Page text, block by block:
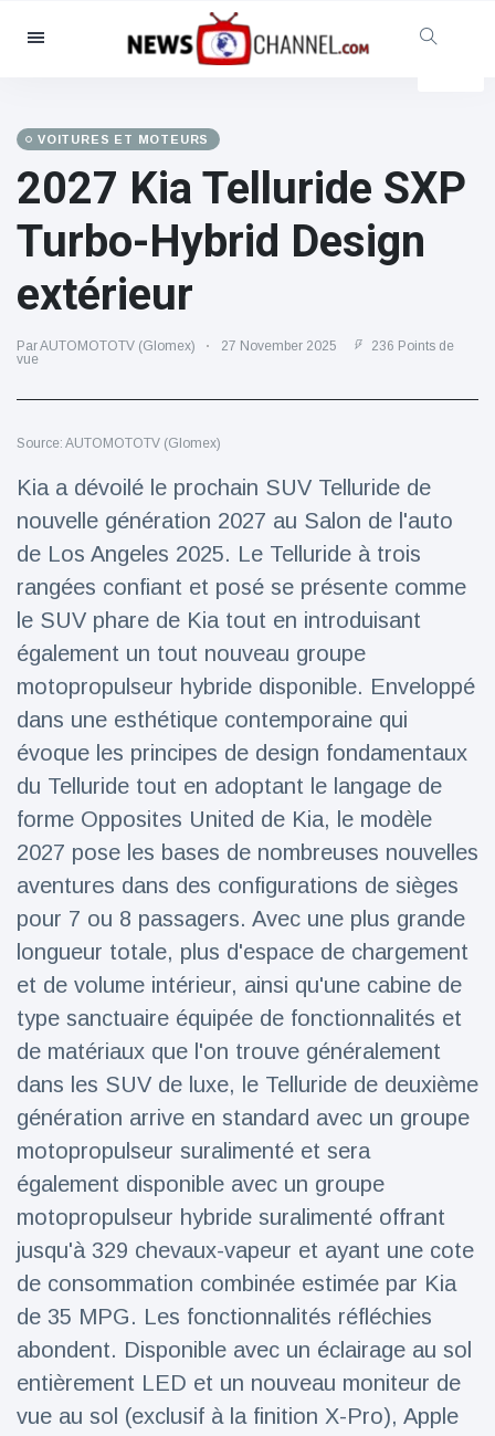
Catégories
Social et amusant
(155)
Cinéma et télévision
(81)
Célébrités
(13938)
Mode et beauté
Nourriture et boissons
Jeux
(160)
(121)
Santé et forme physique
(73)
Voyage et aventure
(77)
Dernières nouvelles
2023 Citroën
ë-C3 Reveal
18 March
33
Points de vue
Ferrari SP-8 -
Le Roadster
F8 Spider est
le dernier
One-Off de
Maranello
18 March
Points de vue
Lotus dévoile
Emeya, sa
première
Hyper-GT
100électrique
18 March
Points de vue
VOITURES ET MOTEURS
2027 Kia Telluride SXP
Turbo-Hybrid Design
extérieur
Par AUTOMOTOTV (Glomex) 27 November 2025
236 Points de
vue
Source: AUTOMOTOTV (Glomex)
Kia a dévoilé le prochain SUV Telluride de
nouvelle génération 2027 au Salon de l'auto
de Los Angeles 2025. Le Telluride à trois
rangées confiant et posé se présente comme
le SUV phare de Kia tout en introduisant
également un tout nouveau groupe
motopropulseur hybride disponible. Enveloppé
dans une esthétique contemporaine qui
évoque les principes de design fondamentaux
du Telluride tout en adoptant le langage de
forme Opposites United de Kia, le modèle
2027 pose les bases de nombreuses nouvelles
aventures dans des configurations de sièges
pour 7 ou 8 passagers. Avec une plus grande
longueur totale, plus d'espace de chargement
et de volume intérieur, ainsi qu'une cabine de
type sanctuaire équipée de fonctionnalités et
de matériaux que l'on trouve généralement
dans les SUV de luxe, le Telluride de deuxième
génération arrive en standard avec un groupe
motopropulseur suralimenté et sera
également disponible avec un groupe
motopropulseur hybride suralimenté offrant
jusqu'à 329 chevaux-vapeur et ayant une cote
de consommation combinée estimée par Kia
de 35 MPG. Les fonctionnalités réfléchies
abondent. Disponible avec un éclairage au sol
entièrement LED et un nouveau moniteur de
vue au sol (exclusif à la finition X-Pro), Apple